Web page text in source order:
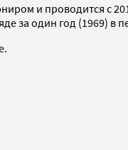
и проводится с
за один год (1969)